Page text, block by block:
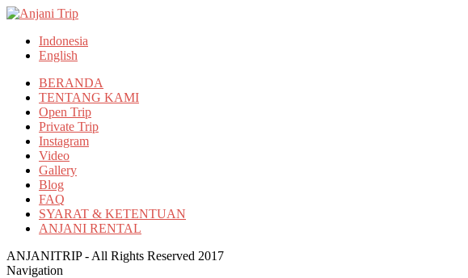
Indonesia
English
BERANDA
TENTANG KAMI
Open Trip
Private Trip
Instagram
Video
Gallery
Blog
FAQ
SYARAT & KETENTUAN
ANJANI RENTAL
ANJANITRIP - All Rights Reserved 2017
Navigation